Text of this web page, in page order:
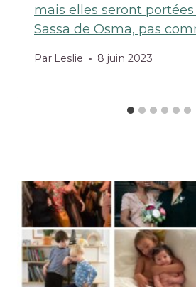
mais elles seront
Sassa de Osma, pas
Par Leslie 8 juin 2023